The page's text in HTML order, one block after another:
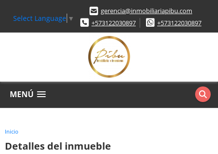
Select Language ▼
gerencia@inmobiliariapibu.com
+573122030897
+573122030897
MENÚ
Inicio
Detalles del inmueble